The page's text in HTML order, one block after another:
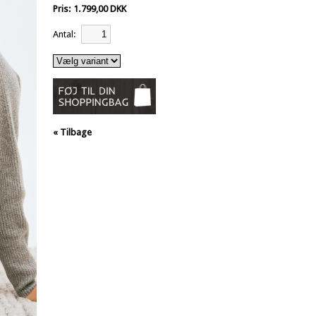
Pris: 1.799,00 DKK
Antal:
« Tilbage